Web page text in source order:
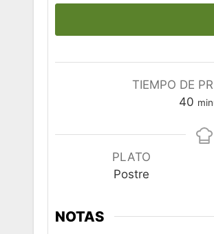
TIEMPO DE
40
PLATO
Postre
NOTAS